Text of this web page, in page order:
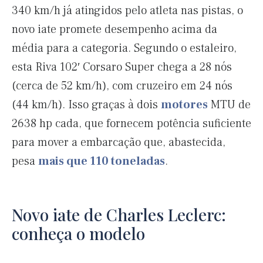
340 km/h já atingidos pelo atleta nas pistas, o
novo iate promete desempenho acima da
média para a categoria. Segundo o estaleiro,
esta Riva 102′ Corsaro Super chega a 28 nós
(cerca de 52 km/h), com cruzeiro em 24 nós
(44 km/h). Isso graças à dois motores MTU de
2638 hp cada, que fornecem potência suficiente
para mover a embarcação que, abastecida,
pesamais que 110 toneladas.
Novo iate de Charles Leclerc:
conheça o modelo